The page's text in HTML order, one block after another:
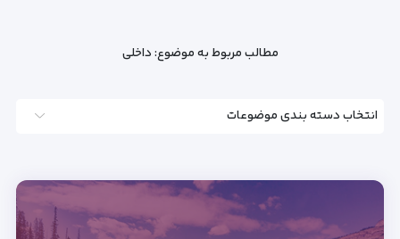
مطالب مربوط به موضوع:داخلی
انتخاب دسته بندی موضوعات